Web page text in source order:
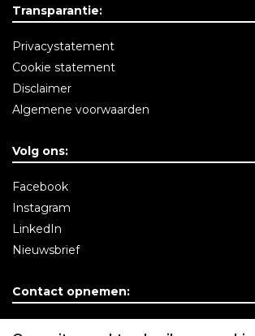
Transparantie:
Privacystatement
Cookie statement
Disclaimer
Algemene voorwaarden
Volg ons:
Facebook
Instagram
LinkedIn
Nieuwsbrief
Contact opnemen: